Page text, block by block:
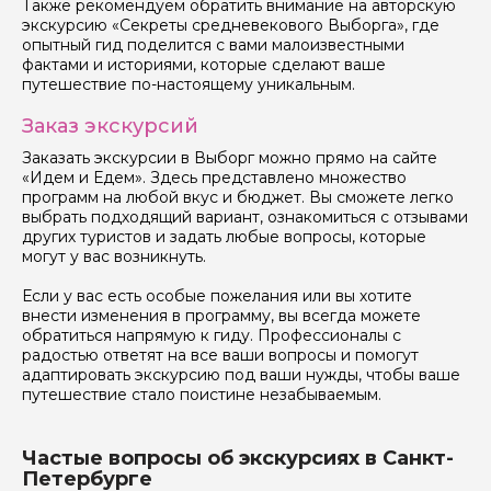
Также рекомендуем обратить внимание на авторскую
экскурсию «Секреты средневекового Выборга», где
опытный гид поделится с вами малоизвестными
фактами и историями, которые сделают ваше
путешествие по-настоящему уникальным.
Заказ экскурсий
Заказать экскурсии в Выборг можно прямо на сайте
«Идем и Едем». Здесь представлено множество
программ на любой вкус и бюджет. Вы сможете легко
выбрать подходящий вариант, ознакомиться с отзывами
других туристов и задать любые вопросы, которые
могут у вас возникнуть.
Если у вас есть особые пожелания или вы хотите
внести изменения в программу, вы всегда можете
обратиться напрямую к гиду. Профессионалы с
радостью ответят на все ваши вопросы и помогут
адаптировать экскурсию под ваши нужды, чтобы ваше
путешествие стало поистине незабываемым.
Частые вопросы об экскурсиях в Санкт-
Петербурге